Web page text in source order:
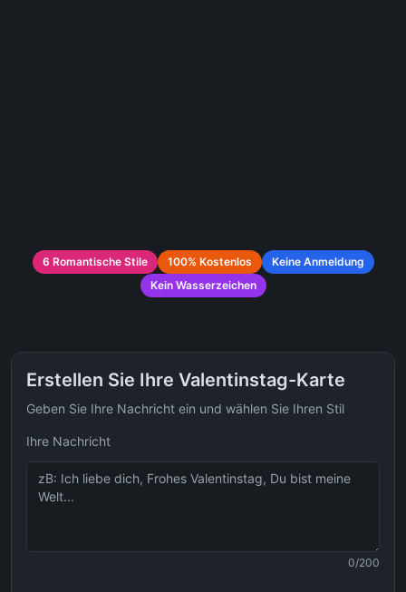
6 Romantische Stile 100% Kostenlos
Keine Anmeldung
Kein Wasserzeichen
Erstellen Sie Ihre Valentinstag-Karte
Geben Sie Ihre Nachricht ein und wählen Sie Ihren Stil
Ihre Nachricht
0/200